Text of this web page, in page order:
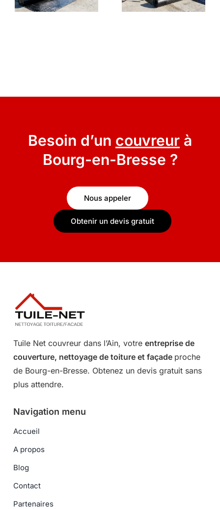
Besoin d’un couvreur à
Bourg-en-Bresse ?
Nous appeler
Obtenir un devis gratuit
Tuile Net couvreur dans l’Ain, votre entreprise de
couverture, nettoyage de toiture et façade proche
de Bourg-en-Bresse. Obtenez un devis gratuit sans
plus attendre.
Navigation menu
Accueil
A propos
Blog
Contact
Partenaires